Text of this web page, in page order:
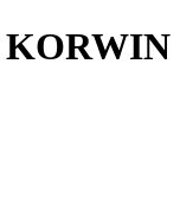
KORWIN